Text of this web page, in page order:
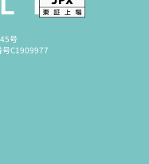
号
号C1909977